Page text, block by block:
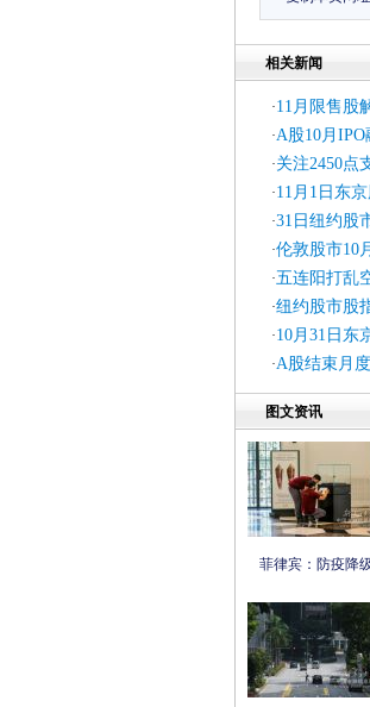
相关新闻
·11月限售股
·A股10月
·关注2450点
·11月1日东
·31日纽约股
·伦敦股市10
·五连阳打乱
·纽约股市股
·10月31日东
·A股结束月
图文资讯
菲律宾：防疫降